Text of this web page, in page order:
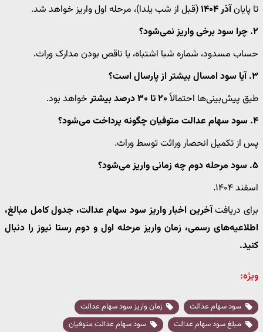
تا پایانآذر ۱۴۰۴
(قبل از شب یلدا)، مرحله اول واریز خواهد شد.
۲. چرا سود برخی واریز نمی‌شود؟
حساب مسدود، شماره شبا اشتباه، یا ناقص بودن مدارک وراث.
۳. آیا سود امسال بیشتر از پارسال است؟
طبق پیش‌بینی‌ها احتمالاً۲۰ تا ۳۰ درصد بیشتر
خواهد بود.
۴. سود سهام عدالت متوفیان چگونه پرداخت می‌شود؟
پس از تکمیل انحصار وراثت توسط وراث.
۵. سود مرحله دوم چه زمانی واریز می‌شود؟
اسفند ۱۴۰۴.
برای دریافتآخرین اخبار واریز سود سهام عدالت، جدول کامل مبالغ،
اطلاعیه‌های رسمی، زمان واریز مرحله اول و دوم رستا نیوز را دنبال
کنید.
ویژه:
سود سهام عدالت
زمان واریز سود سهام عدالت
مبلغ سود سهام عدالت
سود سهام عدالت متوفیان